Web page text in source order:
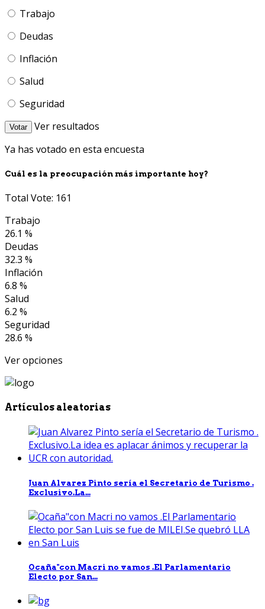
Trabajo
Deudas
Inflación
Salud
Seguridad
Votar
Ver resultados
Ya has votado en esta encuesta
Cuál es la preocupación más importante hoy?
Total Vote: 161
Trabajo
26.1 %
Deudas
32.3 %
Inflación
6.8 %
Salud
6.2 %
Seguridad
28.6 %
Ver opciones
Artículos aleatorias
Juan Alvarez Pinto sería el Secretario de Turismo .
Exclusivo.La...
Ocaña"con Macri no vamos .El Parlamentario
Electo por San...